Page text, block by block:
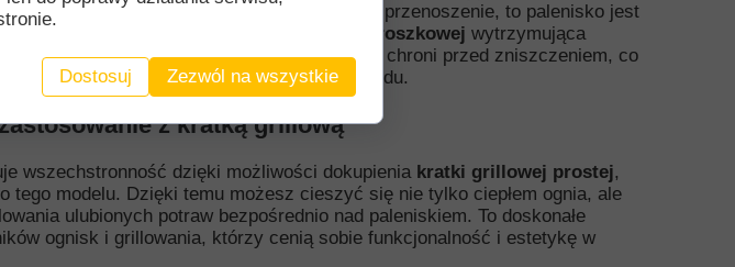
z grubego pręta, które umożliwiają wygodne przenoszenie, to palenisko jest
okazję.
Żaroodporna powłoka farby proszkowej wytrzymująca
zapewnia odporność na wysokie temperatury i chroni przed zniszczeniem, co
i niezawodnym akcesorium do każdego ogrodu.
z kratką grillową
wszechstronność dzięki możliwości dokupienia kratki grillowej prostej,
tego modelu. Dzięki temu możesz cieszyć się nie tylko ciepłem ognia, ale
ulubionych potraw bezpośrednio nad paleniskiem. To doskonałe
ognisk i grillowania, którzy cenią sobie funkcjonalność i estetykę w
Dostosuj Zezwól na wszystkie